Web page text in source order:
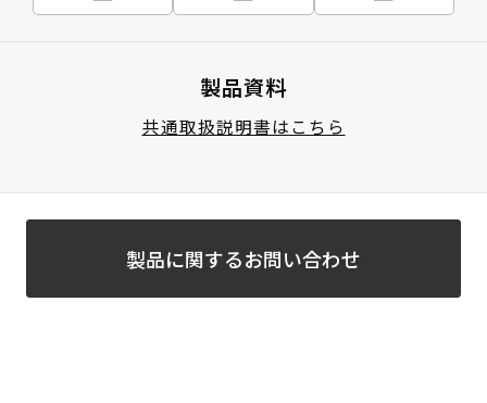
製品資料
共通取扱説明書はこちら
製品に関するお問い合わせ